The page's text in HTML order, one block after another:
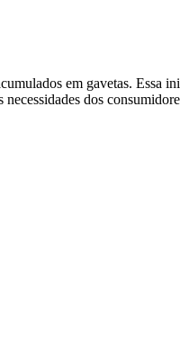
em gavetas. Essa
dos